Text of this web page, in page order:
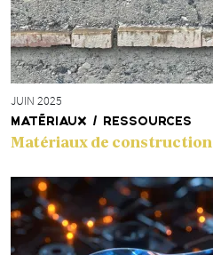
JUIN 2025
MATÉRIAUX / RESSOURCES
Matériaux de construction